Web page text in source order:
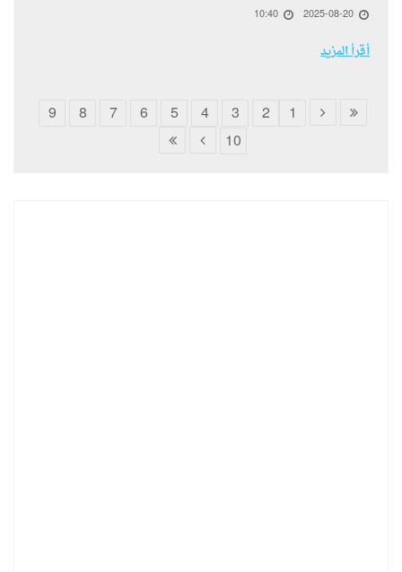
2025-08-20
10:40
أقرأ المزيد
1
2
3
4
5
6
7
8
9
10